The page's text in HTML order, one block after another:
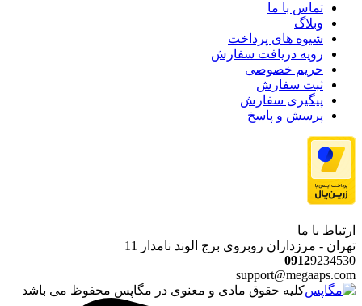
تماس با ما
وبلاگ
شیوه های پرداخت
رویه دریافت سفارش
حریم خصوصی
ثبت سفارش
پیگیری سفارش
پرسش و پاسخ
ارتباط با ما
تهران - مرزداران روبروی برج الوند نامدار 11
09129234530
support@megaaps.com
کلیه حقوق مادی و معنوی در مگاپس محفوظ می باشد